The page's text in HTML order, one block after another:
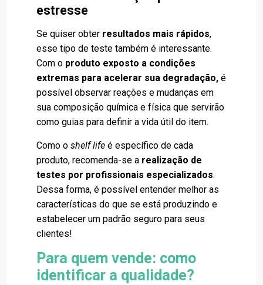
estresse
Se quiser obter resultados mais rápidos,
esse tipo de teste também é interessante.
Com o produto exposto a condições
extremas para acelerar sua degradação, é
possível observar reações e mudanças em
sua composição química e física que servirão
como guias para definir a vida útil do item.
Como o shelf life é específico de cada
produto, recomenda-se a realização de
testes por profissionais especializados.
Dessa forma, é possível entender melhor as
características do que se está produzindo e
estabelecer um padrão seguro para seus
clientes!
Para quem vende: como
identificar a qualidade?